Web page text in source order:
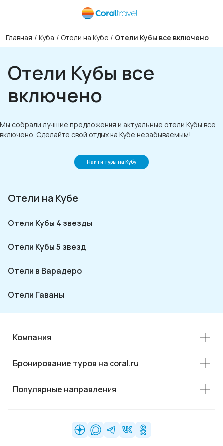
Главная / Куба / Отели на Кубе / Отели Кубы все включено
Отели Кубы все
включено
Мы собрали лучшие предложения и актуальные отели Кубы все
включено. Сделайте свой отдых на Кубе незабываемым!
Найти туры на Кубу
Отели на Кубе
Отели Кубы 4 звезды
Отели Кубы 5 звезд
Отели в Варадеро
Отели Гаваны
Компания
Бронирование туров на coral.ru
Популярные направления